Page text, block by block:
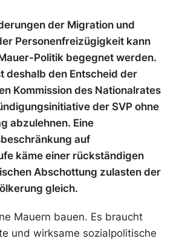
der Migration und
Personenfreizügigkeit kann
Politik begegnet werden.
deshalb den Entscheid der
Kommission des Nationalrates
der SVP ohne
abzulehnen. Eine
auf
käme einer rückständigen
Abschottung zulasten der
gleich.
Mauern bauen. Es braucht
und wirksame sozialpolitische